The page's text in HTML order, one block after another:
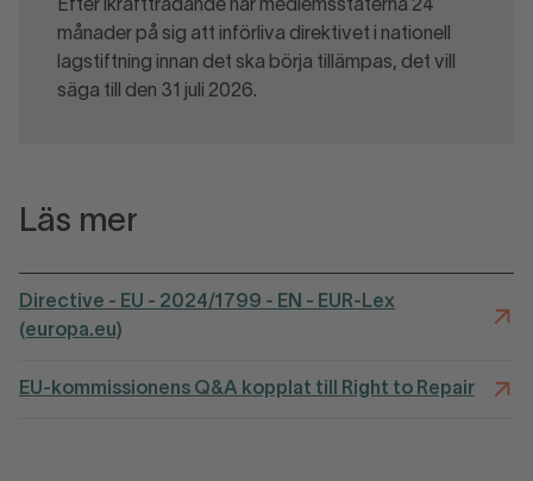
Efter ikraftträdande har medlemsstaterna 24
månader på sig att införliva direktivet i nationell
lagstiftning innan det ska börja tillämpas, det vill
säga till den 31 juli 2026.
Läs mer
Directive - EU - 2024/1799 - EN - EUR-Lex
(europa.eu)
EU-kommissionens Q&A kopplat till Right to Repair